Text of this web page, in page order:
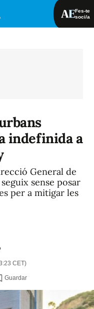
Fes-te
soci/a
indefinida a
General de
sense posar
per a mitigar les
CET)
Guardar